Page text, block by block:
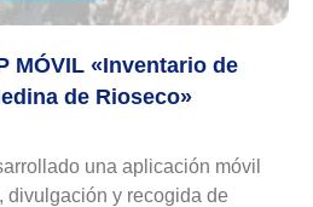
MÓVIL «Inventario de
de Rioseco»
una aplicación móvil
divulgación y recogida de